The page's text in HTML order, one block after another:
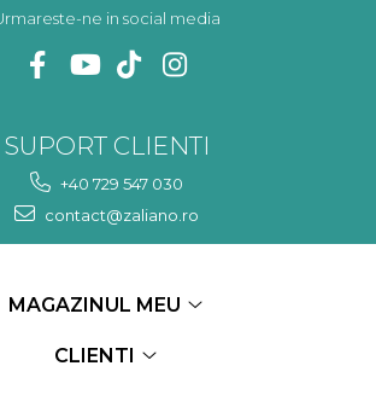
ne in social media
SUPORT CLIENTI
+40 729 547 030
contact@zaliano.ro
MAGAZINUL MEU
CLIENTI